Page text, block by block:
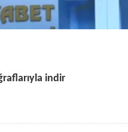
indir